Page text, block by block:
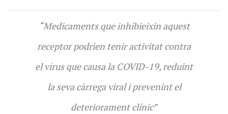
“Medicaments que inhibieixin aquest
receptor podrien tenir activitat contra
el virus que causa la COVID-19, reduint
la seva càrrega viral i prevenint el
deteriorament clínic”